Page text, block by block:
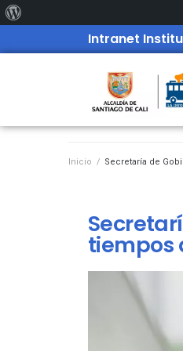
Intranet
Inicio / Secretaría de
tiempos